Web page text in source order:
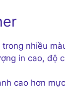
trong nhiều
in cao, độ
cao hơn